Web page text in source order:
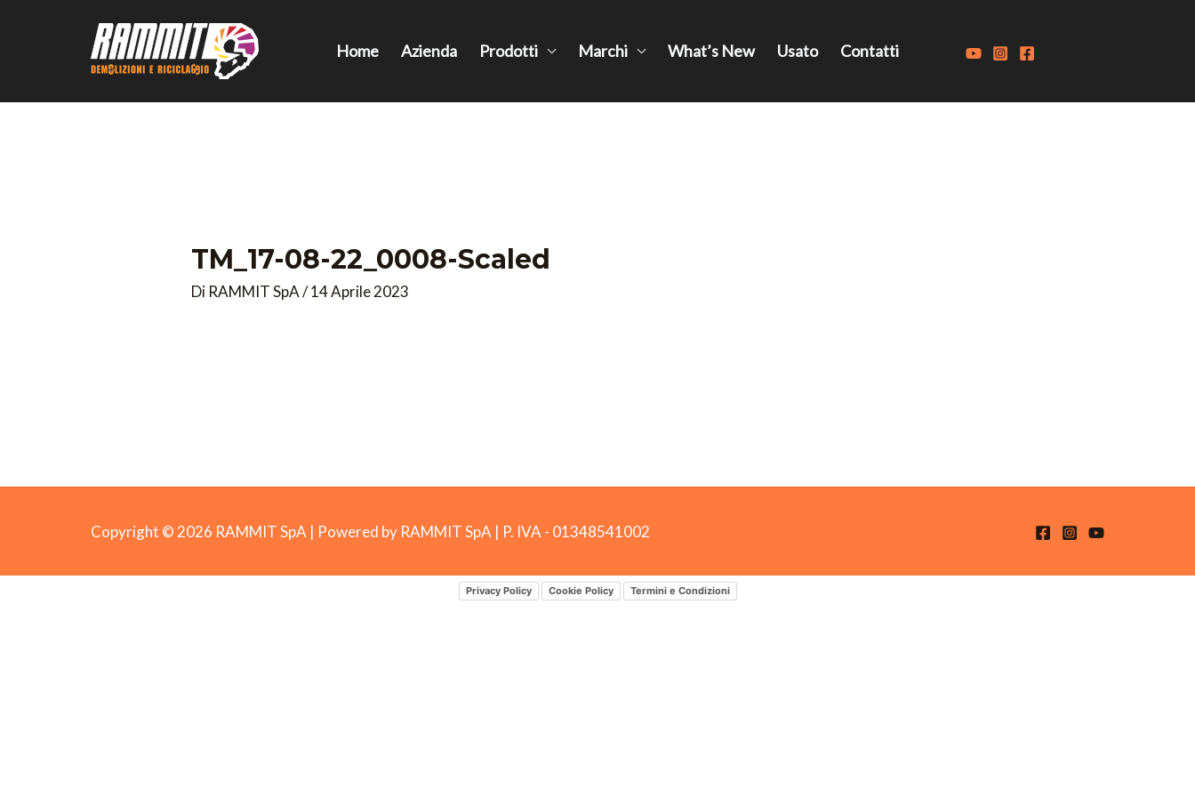
Home Azienda Prodotti Marchi What’s New Usato Contatti
TM_17-08-22_0008-Scaled
Di RAMMIT SpA/14 Aprile 2023
Copyright © 2026 RAMMIT SpA | Powered by RAMMIT SpA | P. IVA - 01348541002
Privacy Policy Cookie Policy Termini e Condizioni